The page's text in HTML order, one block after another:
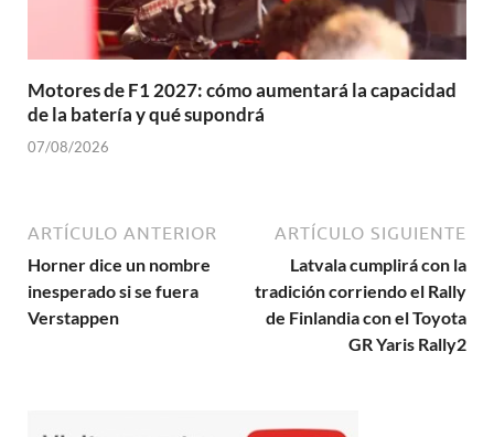
Motores de F1 2027: cómo aumentará la capacidad
de la batería y qué supondrá
07/08/2026
ARTÍCULO ANTERIOR
Horner dice un nombre
inesperado si se fuera
Verstappen
ARTÍCULO SIGUIENTE
Latvala cumplirá con la
tradición corriendo el Rally
de Finlandia con el Toyota
GR Yaris Rally2